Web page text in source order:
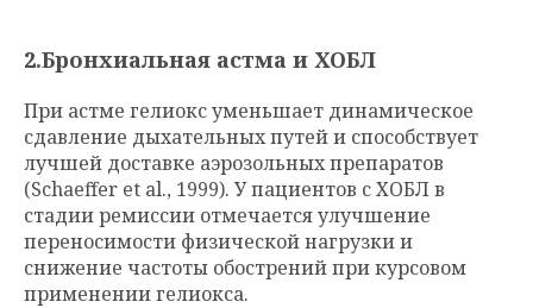
2.Бронхиальная астма и ХОБЛ
При астме гелиокс уменьшает динамическое
сдавление дыхательных путей и способствует
лучшей доставке аэрозольных препаратов
(Schaeffer et al., 1999). У пациентов с ХОБЛ в
стадии ремиссии отмечается улучшение
переносимости физической нагрузки и
снижение частоты обострений при курсовом
применении гелиокса.